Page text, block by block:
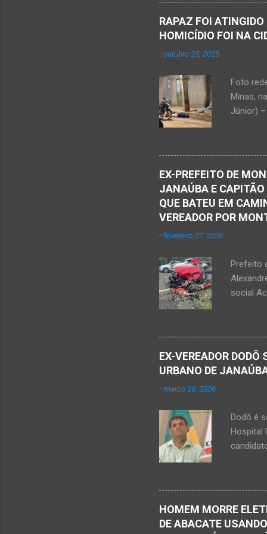
Sílvio da
desde
Que o
RAPAZ FOI
HOMICÍDIO FOI NA
-outubro 25, 2025
Foto
Minas,
Júnior)
Serra
Polícia
no chão.
vítima.
EX-PREFEITO DE
JANAÚBA E CAPITÃO
QUE BATEU EM
VEREADOR POR
- fevereiro 27, 2026
Prefeito
social
rede
Minas,
Monte
estava
EX-VEREADOR
URBANO DE
-março 26, 2026
Dodô é
Hospital
um
numa
urbano
acordo
HOMEM MORRE
DE ABACATE